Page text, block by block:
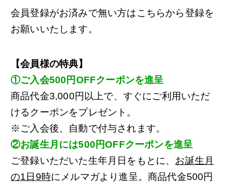
会員登録がお済みで無い方はこちらから登録を
お願いいたします。
【会員様の特典】
①ご入会500円OFFクーポンを進呈
商品代金3,000円以上で、すぐにご利用いただ
けるクーポンをプレゼント。
※ご入会後、自動で付与されます。
②お誕生月には500円OFFクーポンを進呈
ご登録いただいた生年月日をもとに、 お誕生月
の1日9時にメルマガより進呈。商品代金500円